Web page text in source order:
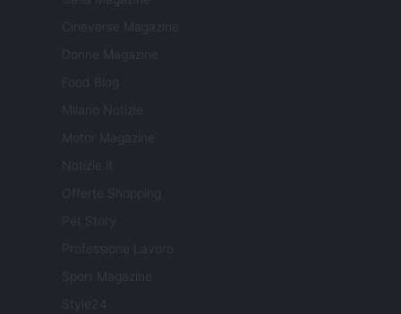
Cineverse Magazine
Donne Magazine
Food Blog
Milano Notizie
Motor Magazine
Notizie.it
Offerte Shopping
Pet Story
Professione Lavoro
Sport Magazine
Style24